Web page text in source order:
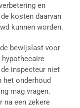
en
kosten daarvan
kunnen worden.
bewijslast voor
hypothecaire
inspecteur niet
onderhoud
mag vragen.
na een zekere